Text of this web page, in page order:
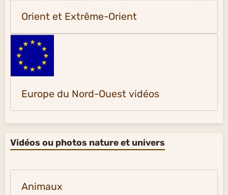
Orient et Extrême-Orient
Europe du Nord-Ouest vidéos
Vidéos ou photos nature et univers
Animaux